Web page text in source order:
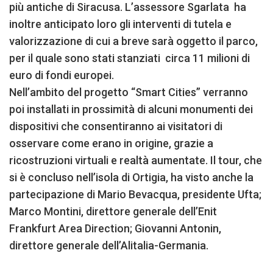
più antiche di Siracusa. L’assessore Sgarlata ha
inoltre anticipato loro gli interventi di tutela e
valorizzazione di cui a breve sarà oggetto il parco,
per il quale sono stati stanziati circa 11 milioni di
euro di fondi europei.
Nell’ambito del progetto “Smart Cities” verranno
poi installati in prossimità di alcuni monumenti dei
dispositivi che consentiranno ai visitatori di
osservare come erano in origine, grazie a
ricostruzioni virtuali e realtà aumentate. Il tour, che
si è concluso nell’isola di Ortigia, ha visto anche la
partecipazione di Mario Bevacqua, presidente Ufta;
Marco Montini, direttore generale dell’Enit
Frankfurt Area Direction; Giovanni Antonin,
direttore generale dell’Alitalia-Germania.